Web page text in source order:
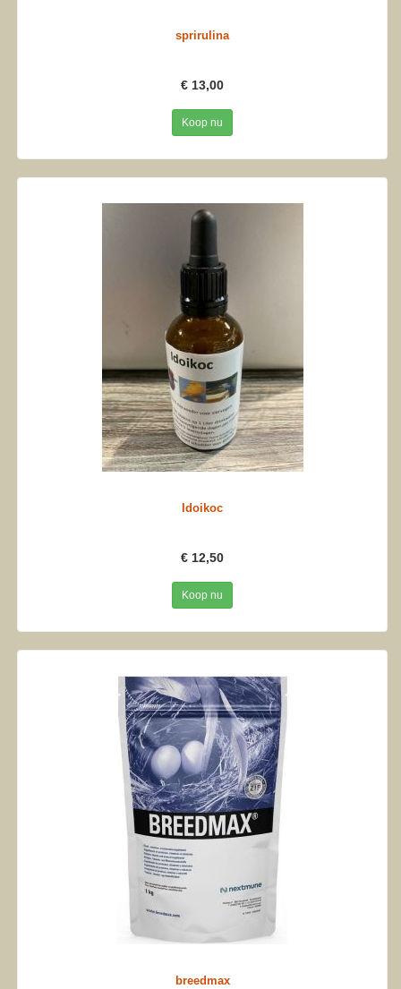
sprirulina
€ 13,00
Koop nu
Idoikoc
€ 12,50
Koop nu
breedmax